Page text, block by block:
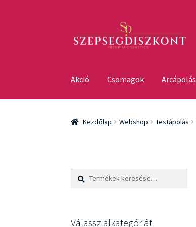
a
navigációhoz
a
Akció Csomagok Arcápolás
Kezdőlap Webshop Testápolás
Keresés
Keresés
Válassz alkategóriát